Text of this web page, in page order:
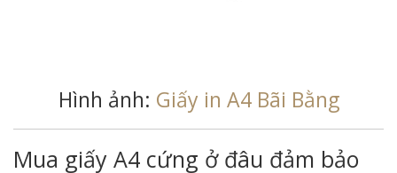
Hình ảnh: Giấy in A4 Bãi Bằng
Mua giấy A4 cứng ở đâu đảm bảo